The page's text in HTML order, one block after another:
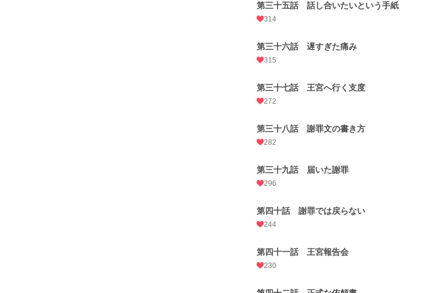
第三十五話 話し合いたいという手紙
314
第三十六話 遅すぎた痛み
315
第三十七話 王宮へ行く支度
272
第三十八話 謝罪文の書き方
282
第三十九話 届いた謝罪
296
第四十話 謝罪では戻らない
244
第四十一話 王宮報告会
230